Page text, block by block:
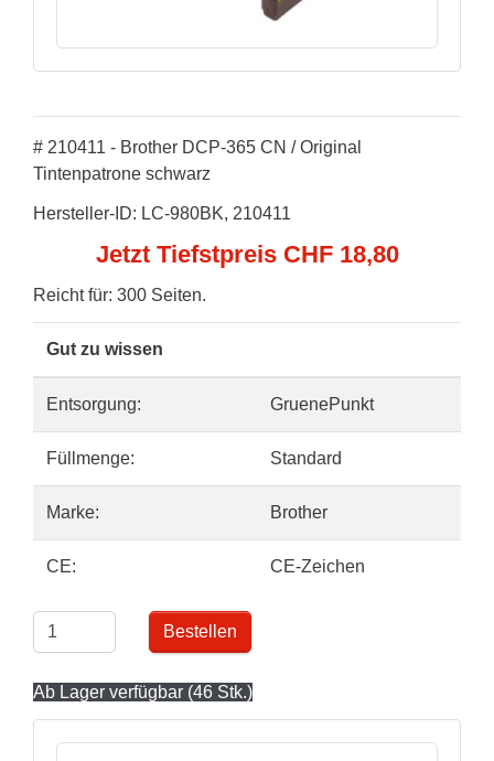
# 210411 - Brother DCP-365 CN / Original
Tintenpatrone schwarz
Hersteller-ID: LC-980BK, 210411
Jetzt Tiefstpreis CHF 18,80
Reicht für: 300 Seiten.
Gut zu wissen
Entsorgung: GruenePunkt
Füllmenge: Standard
Marke: Brother
CE: CE-Zeichen
Bestellen
Ab Lager verfügbar (46 Stk.)